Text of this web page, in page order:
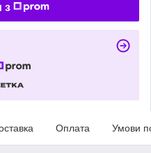
з
Оплата Умови